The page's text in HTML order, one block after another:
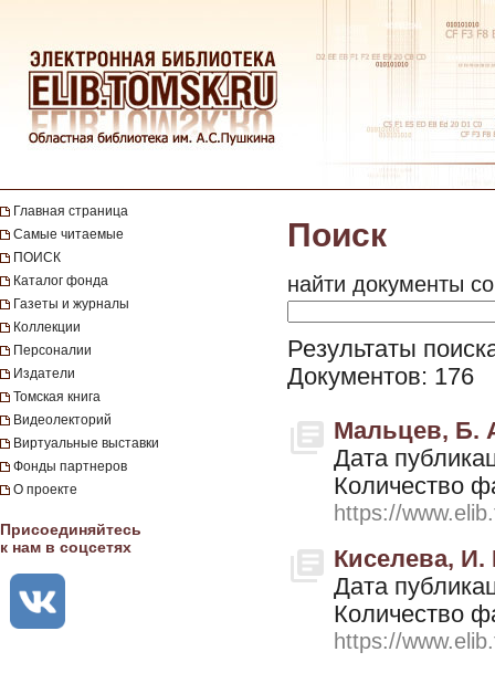
Главная страница
Самые читаемые
ПОИСК
Каталог фонда
Газеты и журналы
Коллекции
Персоналии
Издатели
Томская книга
Видеолекторий
Виртуальные выставки
Фонды партнеров
О проекте
Присоединяйтесь
к нам в соцсетях
Поиск
найти документы
Результаты
Документов: 176
Мальцев, Б.
Дата
Количество
https://
Киселева, И.
Дата
Количество
https://